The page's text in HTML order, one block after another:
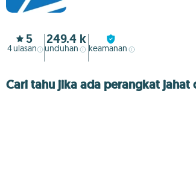
5
4ulasan
249.4 k
unduhan keamanan
Cari tahu jika ada perangkat jahat